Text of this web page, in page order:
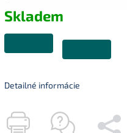
Skladem
Detailné informácie